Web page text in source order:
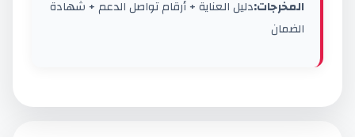
المخرجات:دليل العناية + أرقام تواصل الدعم + شهادة
الضمان